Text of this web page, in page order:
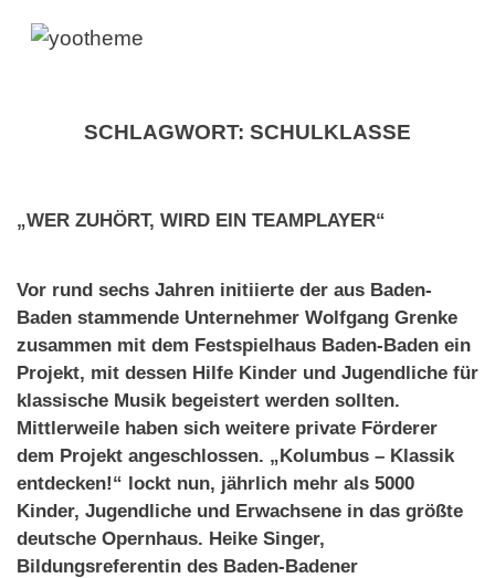
SCHLAGWORT: SCHULKLASSE
„WER ZUHÖRT, WIRD EIN TEAMPLAYER“
Vor rund sechs Jahren initiierte der aus Baden-
Baden stammende Unternehmer Wolfgang Grenke
zusammen mit dem Festspielhaus Baden-Baden ein
Projekt, mit dessen Hilfe Kinder und Jugendliche für
klassische Musik begeistert werden sollten.
Mittlerweile haben sich weitere private Förderer
dem Projekt angeschlossen. „Kolumbus – Klassik
entdecken!“ lockt nun, jährlich mehr als 5000
Kinder, Jugendliche und Erwachsene in das größte
deutsche Opernhaus. Heike Singer,
Bildungsreferentin des Baden-Badener